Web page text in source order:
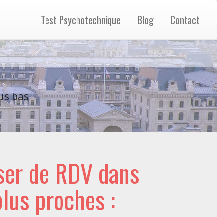
Test Psychotechnique Blog Contact
bas
de RDV dans
proches :